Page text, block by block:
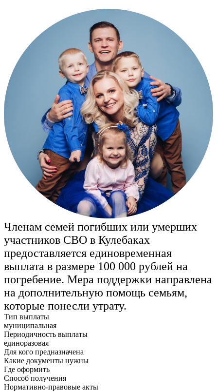
Членам семей погибших или умерших
участников СВО в Кулебаках
предоставляется единовременная
выплата в размере 100 000 рублей на
погребение. Мера поддержки направлена
на дополнительную помощь семьям,
которые понесли утрату.
Тип выплаты
муниципальная
Периодичность выплаты
единоразовая
Для кого предназначена
Какие документы нужны
Где оформить
Способ получения
Нормативно-правовые акты